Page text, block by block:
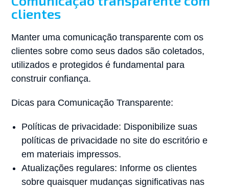
clientes
Manter uma comunicação transparente com os
clientes sobre como seus dados são coletados,
utilizados e protegidos é fundamental para
construir confiança.
Dicas para Comunicação Transparente:
Políticas de privacidade: Disponibilize suas
políticas de privacidade no site do escritório e
em materiais impressos.
Atualizações regulares: Informe os clientes
sobre quaisquer mudanças significativas nas